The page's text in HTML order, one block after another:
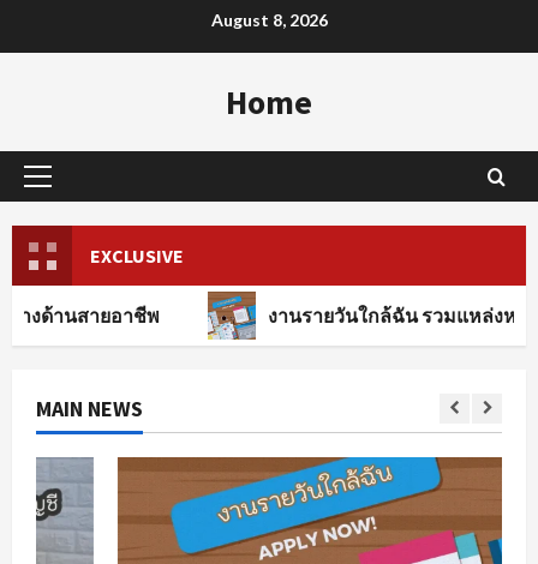
to
August 8, 2026
Home
Primary
EXCLUSIVE
าชีพ งานรายวันใกล้ฉัน รวมแหล่งหางานทุกสาขา
MAIN NEWS